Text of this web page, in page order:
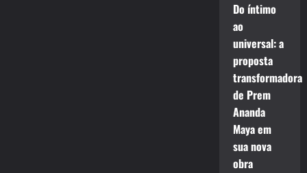
Do íntimo
ao
universal: a
proposta
transformadora
de Prem
Ananda
Maya em
sua nova
obra